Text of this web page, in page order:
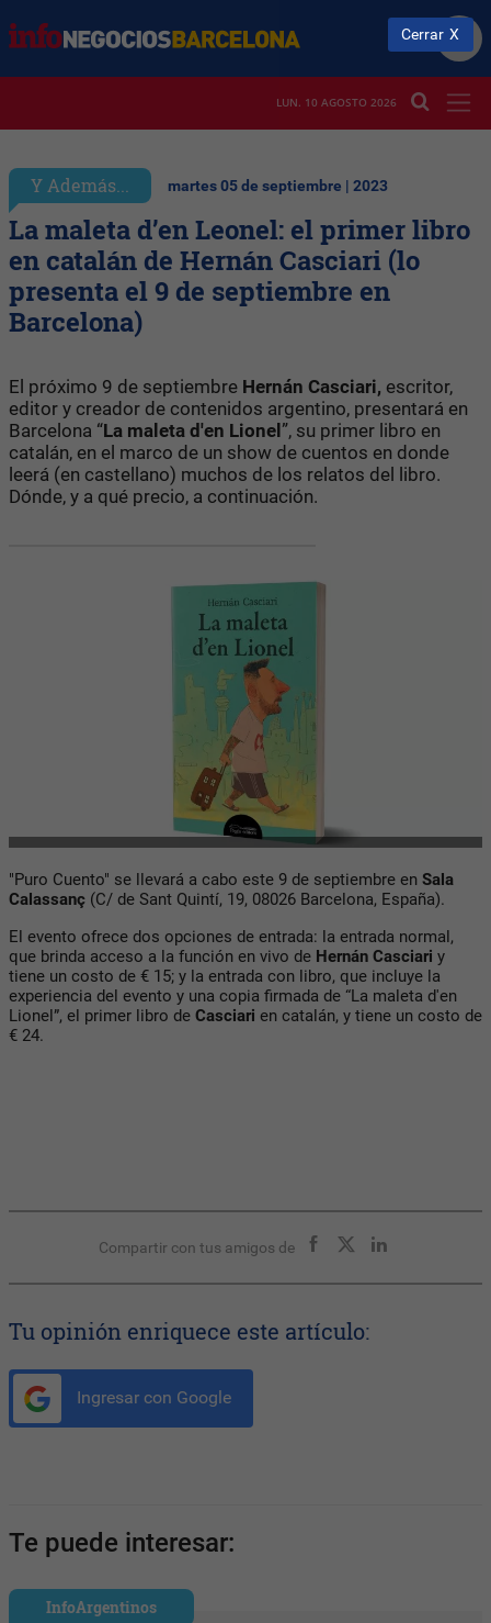
LUN. 10 AGOSTO 2026
Y Además... martes 05 de septiembre | 2023
La maleta d’en Leonel: el primer libro
en catalán de Hernán Casciari (lo
presenta el 9 de septiembre en
Barcelona)
El próximo 9 de septiembre Hernán Casciari, escritor,
editor y creador de contenidos argentino, presentará en
Barcelona “La maleta d'en Lionel”, su primer libro en
catalán, en el marco de un show de cuentos en donde
leerá (en castellano) muchos de los relatos del libro.
Dónde, y a qué precio, a continuación.
"Puro Cuento" se llevará a cabo este 9 de septiembre en Sala
Calassanç (C/ de Sant Quintí, 19, 08026 Barcelona, España).
El evento ofrece dos opciones de entrada: la entrada normal,
que brinda acceso a la función en vivo de Hernán Casciari y
tiene un costo de € 15; y la entrada con libro, que incluye la
experiencia del evento y una copia firmada de “La maleta d'en
Lionel”, el primer libro de Casciari en catalán, y tiene un costo de
€ 24.
Compartir con tus amigos de
Tu opinión enriquece este artículo:
Ingresar con Google
Te puede interesar:
InfoArgentinos
Cerrar